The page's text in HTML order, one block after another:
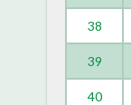
38
39
40